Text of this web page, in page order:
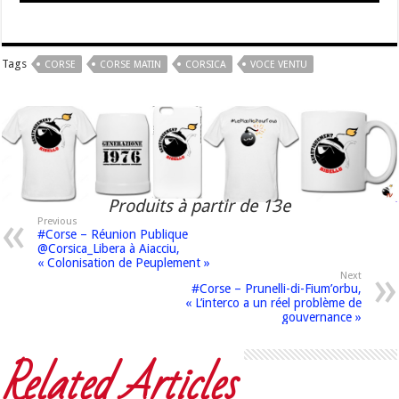
Tags CORSE CORSE MATIN CORSICA VOCE VENTU
Produits à partir de 13e
Previous
#Corse – Réunion Publique
@Corsica_Libera à Aiacciu,
« Colonisation de Peuplement »
Next
#Corse – Prunelli-di-Fium’orbu,
« L’interco a un réel problème de
gouvernance »